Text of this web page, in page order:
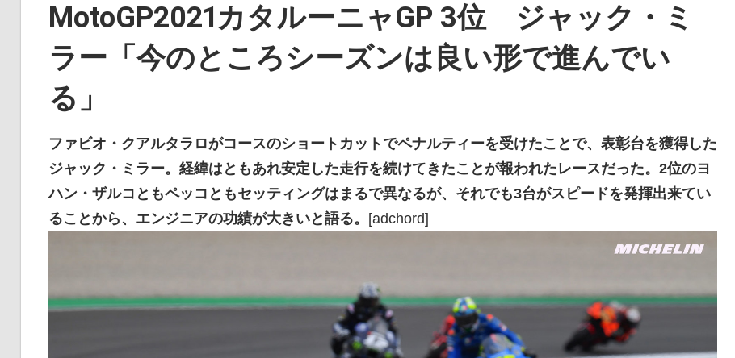
る
イ
ク
ュ
MotoGP2021カタルーニャGP 3位 ジャック・ミ
ラー「今のところシーズンは良い形で進んでい
る」
ファビオ・クアルタラロがコースのショートカットでペナルティーを受けたことで、表彰台を獲得した
ジャック・ミラー。経緯はともあれ安定した走行を続けてきたことが報われたレースだった。2位のヨ
ハン・ザルコともペッコともセッティングはまるで異なるが、それでも3台がスピードを発揮出来てい
ることから、エンジニアの功績が大きいと語る。
[adchord]